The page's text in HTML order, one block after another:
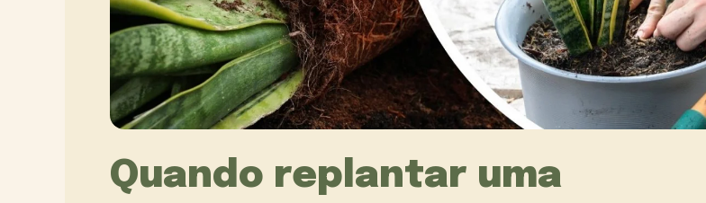
Quando replantar uma